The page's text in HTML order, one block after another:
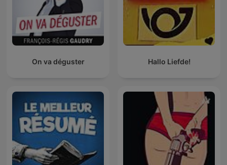
On va déguster Hallo Liefde!